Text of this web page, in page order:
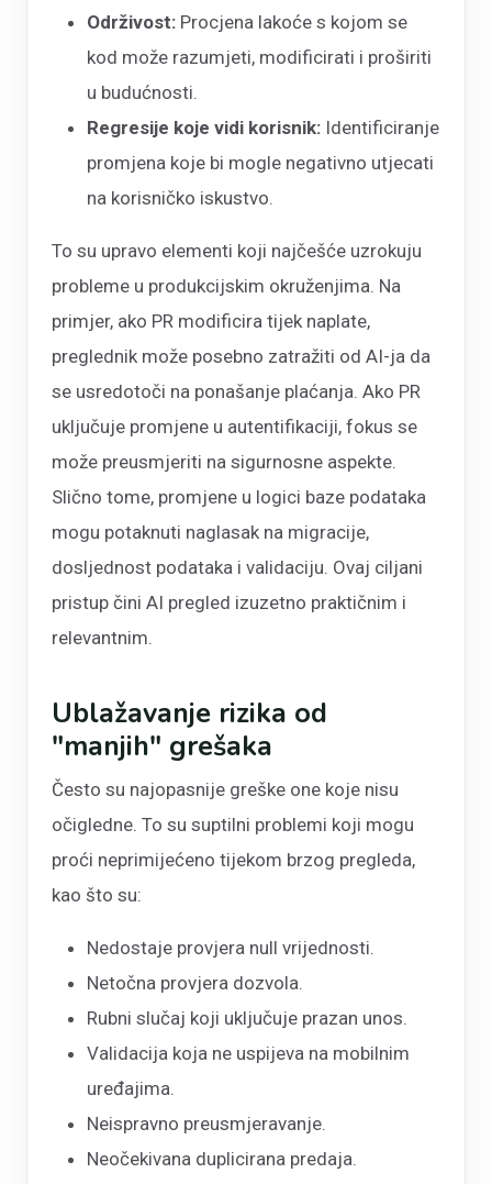
Održivost: Procjena lakoće s kojom se
kod može razumjeti, modificirati i proširiti
u budućnosti.
Regresije koje vidi korisnik: Identificiranje
promjena koje bi mogle negativno utjecati
na korisničko iskustvo.
To su upravo elementi koji najčešće uzrokuju
probleme u produkcijskim okruženjima. Na
primjer, ako PR modificira tijek naplate,
preglednik može posebno zatražiti od AI-ja da
se usredotoči na ponašanje plaćanja. Ako PR
uključuje promjene u autentifikaciji, fokus se
može preusmjeriti na sigurnosne aspekte.
Slično tome, promjene u logici baze podataka
mogu potaknuti naglasak na migracije,
dosljednost podataka i validaciju. Ovaj ciljani
pristup čini AI pregled izuzetno praktičnim i
relevantnim.
Ublažavanje rizika od
"manjih" grešaka
Često su najopasnije greške one koje nisu
očigledne. To su suptilni problemi koji mogu
proći neprimijećeno tijekom brzog pregleda,
kao što su:
Nedostaje provjera null vrijednosti.
Netočna provjera dozvola.
Rubni slučaj koji uključuje prazan unos.
Validacija koja ne uspijeva na mobilnim
uređajima.
Neispravno preusmjeravanje.
Neočekivana duplicirana predaja.